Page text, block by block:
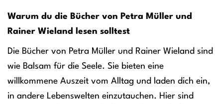
Warum du die Bücher von Petra Müller und
Rainer Wieland lesen solltest
Die Bücher von Petra Müller und Rainer Wieland sind
wie Balsam für die Seele. Sie bieten eine
willkommene Auszeit vom Alltag und laden dich ein,
in andere Lebenswelten einzutauchen. Hier sind